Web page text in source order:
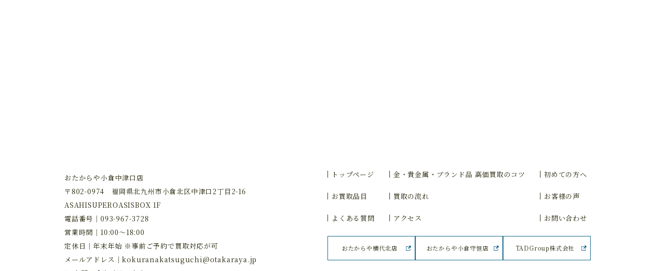
おたからや小倉中津口店
〒802-0974 福岡県北九州市小倉北区中津口2丁目2-16
ASAHISUPEROASISBOX 1F
電話番号｜ 093-967-3728
営業時間｜10:00～18:00
定休日｜年末年始 ※事前ご予約で買取対応が可
メールアドレス｜kokuranakatsuguchi@otakaraya.jp
トップページ 金・貴金属・ブランド品 高価買取のコツ 初めての方へ
お買取品目 買取の流れ お客様の声
よくある質問 アクセス お問い合わせ
おたからや横代北店 おたからや小倉守恒店 TADGroup株式会社